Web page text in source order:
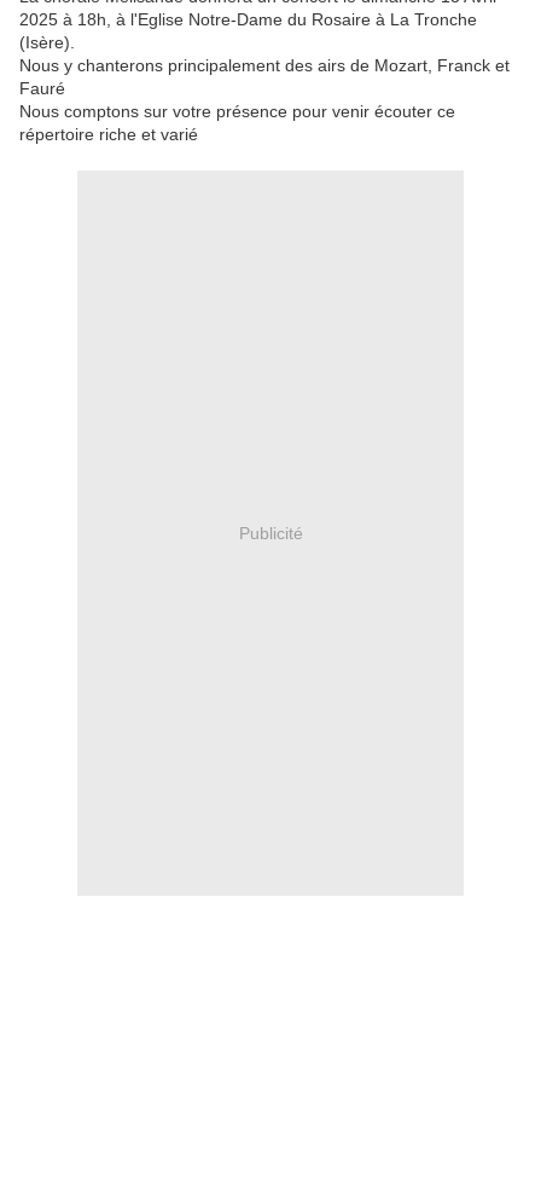
2025 à 18h, à l'Eglise Notre-Dame du Rosaire à La Tronche
(Isère).
Nous y chanterons principalement des airs de Mozart, Franck et
Fauré
Nous comptons sur votre présence pour venir écouter ce
répertoire riche et varié
Publicité